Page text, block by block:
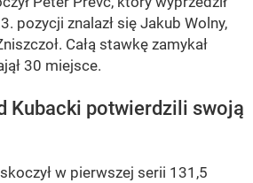
pozycji znalazł się Jakub Wolny,
Całą stawkę zamykał
30 miejsce.
Kubacki potwierdzili swoją
w pierwszej serii 131,5